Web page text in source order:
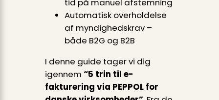
tid på manuel afstemning
Automatisk overholdelse
af myndighedskrav –
både B2G og B2B
I denne guide tager vi dig
igennem “5 trin til e-
fakturering via PEPPOL for